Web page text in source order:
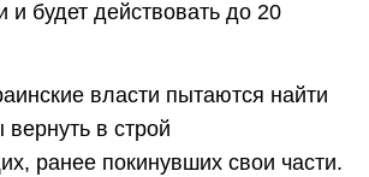
будет действовать до 20
власти пытаются найти
в строй
ранее покинувших свои части.